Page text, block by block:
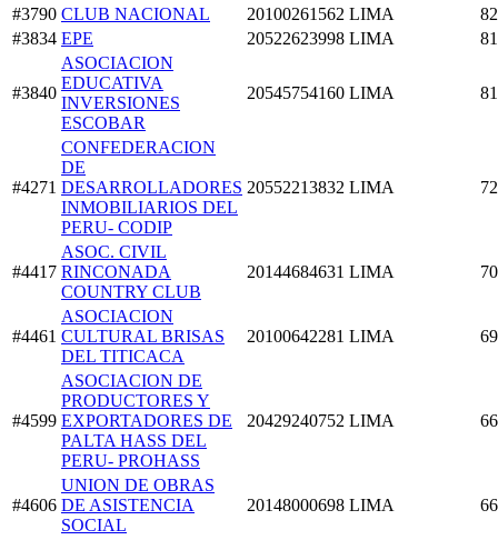
#3790 CLUB NACIONAL 20100261562 LIMA
#3834 EPE 20522623998 LIMA
#3840
ASOCIACION
EDUCATIVA
INVERSIONES
ESCOBAR
20545754160 LIMA
#4271
CONFEDERACION
DE
DESARROLLADORES
INMOBILIARIOS DEL
PERU- CODIP
20552213832 LIMA
#4417
ASOC. CIVIL
RINCONADA
COUNTRY CLUB
20144684631 LIMA
#4461
ASOCIACION
CULTURAL BRISAS
DEL TITICACA
20100642281 LIMA
#4599
ASOCIACION DE
PRODUCTORES Y
EXPORTADORES DE
PALTA HASS DEL
PERU- PROHASS
20429240752 LIMA
#4606
UNION DE OBRAS
DE ASISTENCIA
SOCIAL
20148000698 LIMA